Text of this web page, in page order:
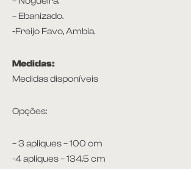
– Ebanizado.
-Freijo Favo, Ambia.
Medidas:
Medidas disponíveis
Opções:
– 3 apliques – 100 cm
-4 apliques – 134.5 cm